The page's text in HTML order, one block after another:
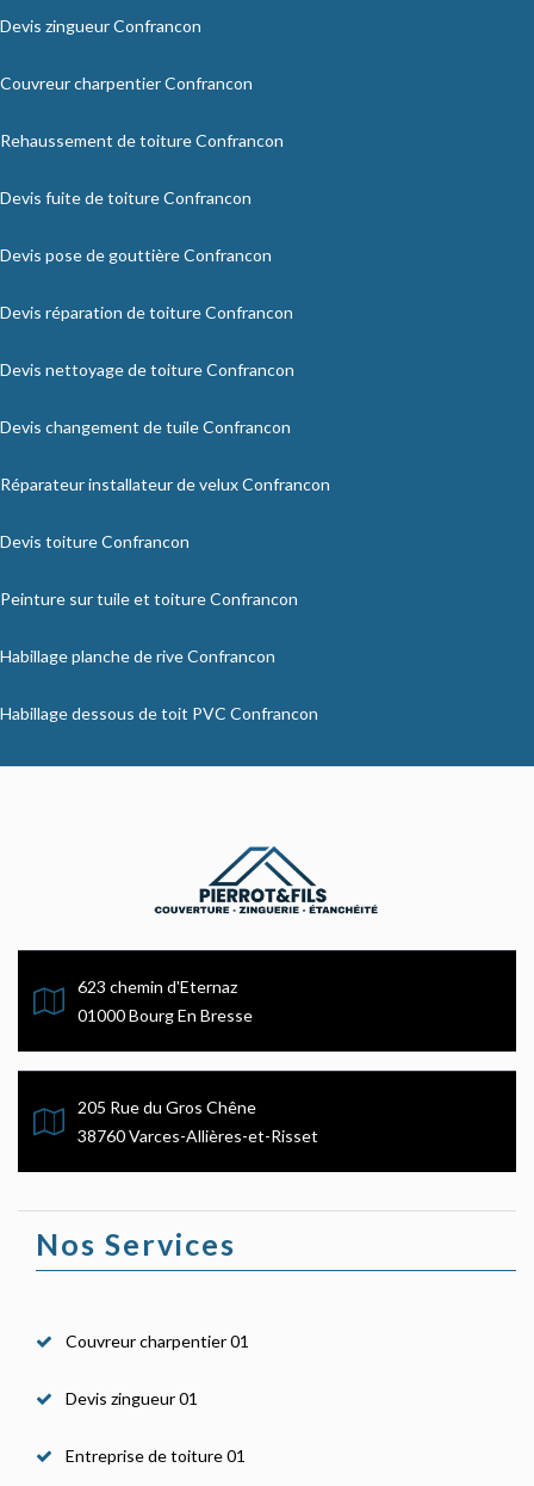
Devis zingueur Confrancon
Couvreur charpentier Confrancon
Rehaussement de toiture Confrancon
Devis fuite de toiture Confrancon
Devis pose de gouttière Confrancon
Devis réparation de toiture Confrancon
Devis nettoyage de toiture Confrancon
Devis changement de tuile Confrancon
Réparateur installateur de velux Confrancon
Devis toiture Confrancon
Peinture sur tuile et toiture Confrancon
Habillage planche de rive Confrancon
Habillage dessous de toit PVC Confrancon
623 chemin d'Eternaz
01000 Bourg En Bresse
205 Rue du Gros Chêne
38760 Varces-Allières-et-Risset
Nos Services
Couvreur charpentier 01
Devis zingueur 01
Entreprise de toiture 01